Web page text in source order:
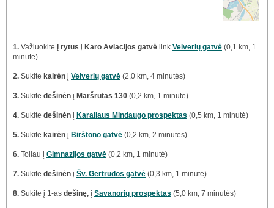
1. Važiuokite į rytus į Karo Aviacijos gatvė link Veiverių gatvė (0,1 km, 1
minutė)
2. Sukite kairėn į Veiverių gatvė (2,0 km, 4 minutės)
3. Sukite dešinėn į Maršrutas 130 (0,2 km, 1 minutė)
4. Sukite dešinėn į Karaliaus Mindaugo prospektas (0,5 km, 1 minutė)
5. Sukite kairėn į Birštono gatvė (0,2 km, 2 minutės)
6. Toliau į Gimnazijos gatvė (0,2 km, 1 minutė)
7. Sukite dešinėn į Šv. Gertrūdos gatvė (0,3 km, 1 minutė)
8. Sukite į 1-as dešinę, į Savanorių prospektas (5,0 km, 7 minutės)